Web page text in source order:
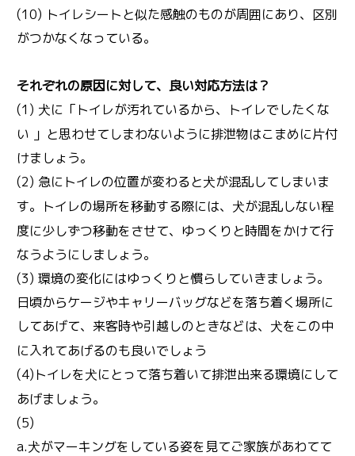
(10) トイレシートと似た感触のものが周囲にあり、区別
がつかなくなっている。
それぞれの原因に対して、良い対応方法は？
(1) 犬に「トイレが汚れているから、トイレでしたくな
い 」と思わせてしまわないように排泄物はこまめに片付
けましょう。
(2) 急にトイレの位置が変わると犬が混乱してしまいま
す。トイレの場所を移動する際には、
犬が混乱しない程
度に少しずつ移動をさせて、ゆっくりと時間をかけて行
なうようにしましょう。
(3) 環境の変化にはゆっくりと慣らしていきましょう。
日頃からケージやキャリーバッグなどを落ち着く場所に
してあげて、来客時や引越しのときなどは、
犬をこの中
に入れてあげるのも良いでしょう
(4)トイレを犬にとって落ち着いて排泄出来る環境にして
あげましょう。
(5)
a.犬がマーキングをしている姿を見てご家族があわてて